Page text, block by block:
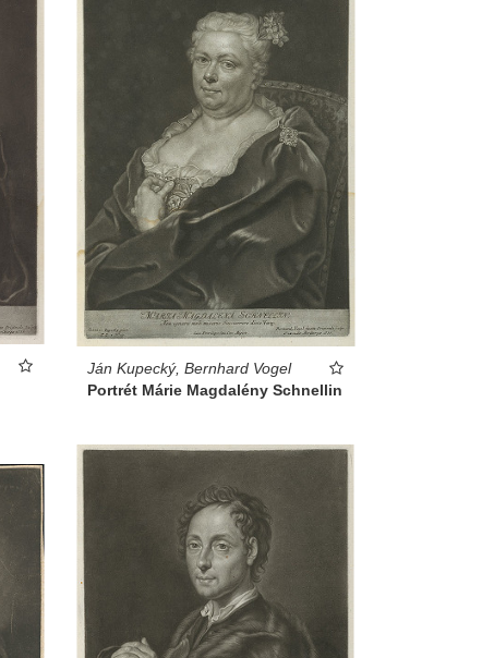
Ján Kupecký, Bernhard Vogel
Portrét Márie Magdalény Schnellin